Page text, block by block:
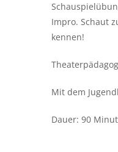
Impro. Schaut
kennen!
Mit dem
Dauer: 90